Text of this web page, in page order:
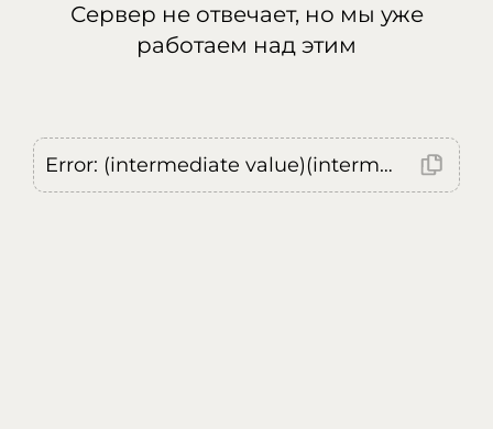
Сервер не отвечает, но мы уже
работаем над этим
Error: (intermediate value)(intermediate value)(intermediate value).replaceAll is not a function